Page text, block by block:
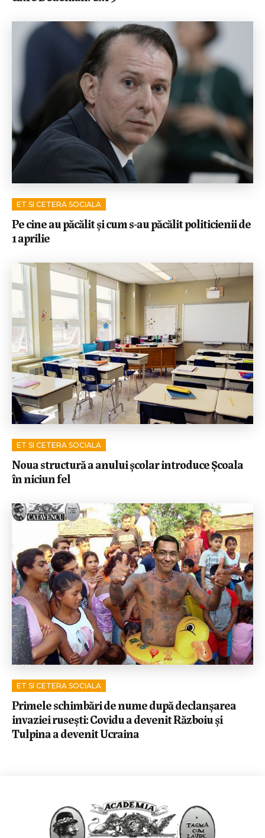
ET SI CETERA SOCIALA
Pe cine au păcălit și cum s-au păcălit politicienii de
1 aprilie
ET SI CETERA SOCIALA
Noua structură a anului școlar introduce Școala
în niciun fel
ET SI CETERA SOCIALA
Primele schimbări de nume după declanșarea
invaziei rusești: Covidu a devenit Războiu și
Tulpina a devenit Ucraina